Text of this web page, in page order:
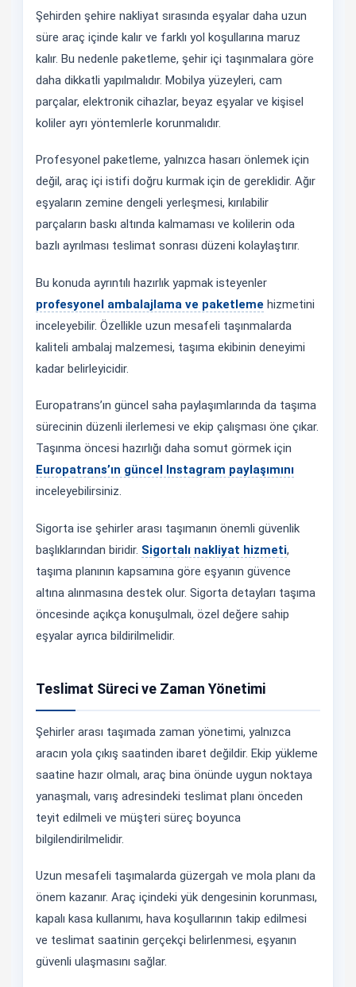
Şehirden şehire nakliyat sırasında eşyalar daha uzun
süre araç içinde kalır ve farklı yol koşullarına maruz
kalır. Bu nedenle paketleme, şehir içi taşınmalara göre
daha dikkatli yapılmalıdır. Mobilya yüzeyleri, cam
parçalar, elektronik cihazlar, beyaz eşyalar ve kişisel
koliler ayrı yöntemlerle korunmalıdır.
Profesyonel paketleme, yalnızca hasarı önlemek için
değil, araç içi istifi doğru kurmak için de gereklidir. Ağır
eşyaların zemine dengeli yerleşmesi, kırılabilir
parçaların baskı altında kalmaması ve kolilerin oda
bazlı ayrılması teslimat sonrası düzeni kolaylaştırır.
Bu konuda ayrıntılı hazırlık yapmak isteyenler
profesyonel ambalajlama ve paketleme hizmetini
inceleyebilir. Özellikle uzun mesafeli taşınmalarda
kaliteli ambalaj malzemesi, taşıma ekibinin deneyimi
kadar belirleyicidir.
Europatrans’ın güncel saha paylaşımlarında da taşıma
sürecinin düzenli ilerlemesi ve ekip çalışması öne çıkar.
Taşınma öncesi hazırlığı daha somut görmek için
Europatrans’ın güncel Instagram paylaşımını
inceleyebilirsiniz.
Sigorta ise şehirler arası taşımanın önemli güvenlik
başlıklarından biridir. Sigortalı nakliyat hizmeti,
taşıma planının kapsamına göre eşyanın güvence
altına alınmasına destek olur. Sigorta detayları taşıma
öncesinde açıkça konuşulmalı, özel değere sahip
eşyalar ayrıca bildirilmelidir.
Teslimat Süreci ve Zaman Yönetimi
Şehirler arası taşımada zaman yönetimi, yalnızca
aracın yola çıkış saatinden ibaret değildir. Ekip yükleme
saatine hazır olmalı, araç bina önünde uygun noktaya
yanaşmalı, varış adresindeki teslimat planı önceden
teyit edilmeli ve müşteri süreç boyunca
bilgilendirilmelidir.
Uzun mesafeli taşımalarda güzergah ve mola planı da
önem kazanır. Araç içindeki yük dengesinin korunması,
kapalı kasa kullanımı, hava koşullarının takip edilmesi
ve teslimat saatinin gerçekçi belirlenmesi, eşyanın
güvenli ulaşmasını sağlar.